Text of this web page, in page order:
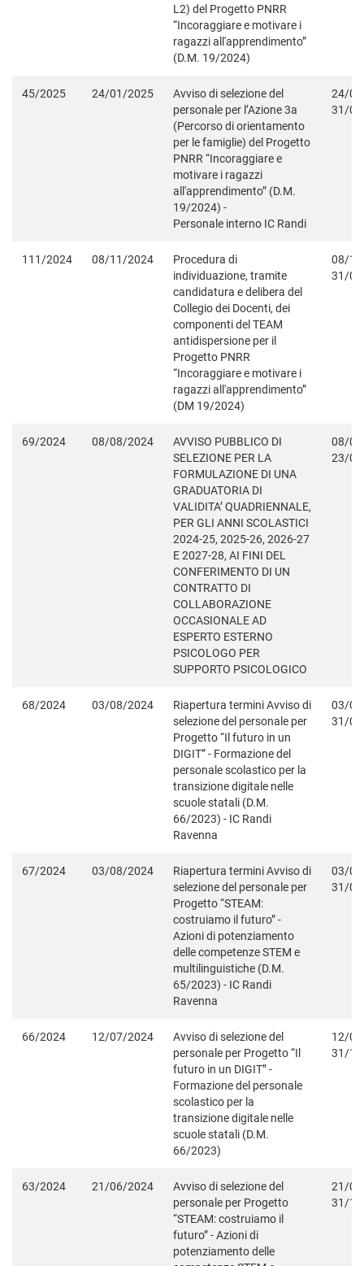
L2) del Progetto PNRR
“Incoraggiare e motivare i
ragazzi all'apprendimento”
(D.M. 19/2024)
45/2025 24/01/2025
Avviso di selezione del
personale per l’Azione 3a
(Percorso di orientamento
per le famiglie) del Progetto
PNRR “Incoraggiare e
motivare i ragazzi
all'apprendimento” (D.M.
19/2024) -
Personale interno IC Randi
24/
31/
111/2024 08/11/2024
Procedura di
individuazione, tramite
candidatura e delibera del
Collegio dei Docenti, dei
componenti del TEAM
antidispersione per il
Progetto PNRR
“Incoraggiare e motivare i
ragazzi all'apprendimento”
(DM 19/2024)
08/
31/
69/2024 08/08/2024
AVVISO PUBBLICO DI
SELEZIONE PER LA
FORMULAZIONE DI UNA
GRADUATORIA DI
VALIDITA’ QUADRIENNALE,
PER GLI ANNI SCOLASTICI
2024-25, 2025-26, 2026-27
E 2027-28, AI FINI DEL
CONFERIMENTO DI UN
CONTRATTO DI
COLLABORAZIONE
OCCASIONALE AD
ESPERTO ESTERNO
PSICOLOGO PER
SUPPORTO PSICOLOGICO
08/
23/
68/2024 03/08/2024
Riapertura termini Avviso di
selezione del personale per
Progetto “Il futuro in un
DIGIT” - Formazione del
personale scolastico per la
transizione digitale nelle
scuole statali (D.M.
66/2023) - IC Randi
Ravenna
03/
31/
67/2024 03/08/2024
Riapertura termini Avviso di
selezione del personale per
Progetto “STEAM:
costruiamo il futuro” -
Azioni di potenziamento
delle competenze STEM e
multilinguistiche (D.M.
65/2023) - IC Randi
Ravenna
03/
31/
66/2024 12/07/2024
Avviso di selezione del
personale per Progetto “Il
futuro in un DIGIT” -
Formazione del personale
scolastico per la
transizione digitale nelle
scuole statali (D.M.
66/2023)
12/
31/
63/2024 21/06/2024
Avviso di selezione del
personale per Progetto
“STEAM: costruiamo il
futuro” - Azioni di
potenziamento delle
21/
31/